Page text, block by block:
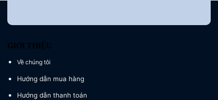
GIỚI THIỆU
Về chúng tôi
Hướng dẫn mua hàng
Hướng dẫn thanh toán